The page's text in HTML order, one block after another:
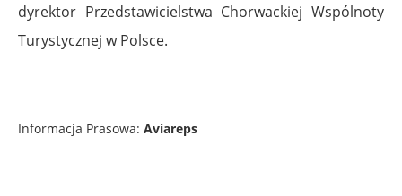
dyrektor Przedstawicielstwa Chorwackiej Wspólnoty
Turystycznej w Polsce.
Informacja Prasowa: Aviareps